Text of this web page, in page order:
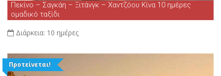
Πεκίνο – Σαγκάη – Ξιτάνγκ – Χαντζόου Κίνα 10 ημέρες
ομαδικό ταξίδι
Διάρκεια: 10 ημέρες
Προτείνεται!